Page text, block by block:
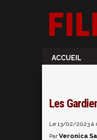
ACCUEIL
Les
Le 13/02/2023 à
ParVeronica